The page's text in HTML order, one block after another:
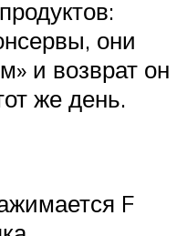
они
и возврат он
же день.
F